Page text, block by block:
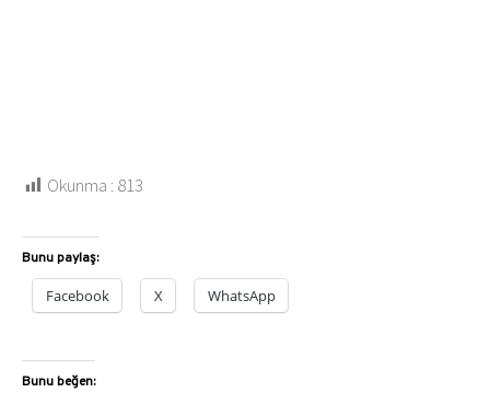
Okunma : 813
Bunu paylaş:
Facebook X WhatsApp
Bunu beğen: